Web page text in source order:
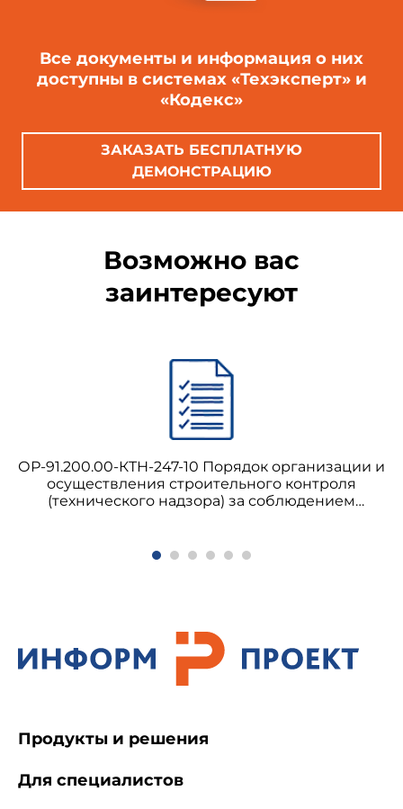
Все документы и информация о них
доступны в системах «Техэксперт» и
«Кодекс»
ЗАКАЗАТЬ БЕСПЛАТНУЮ
ДЕМОНСТРАЦИЮ
Возможно вас
заинтересуют
ОР-91.200.00-КТН-247-10 Порядок организации и
осуществления строительного контроля
(технического надзора) за соблюдением
1, 2)
Продукты и решения
Для специалистов